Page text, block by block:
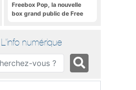
Freebox Pop, la nouvelle
box grand public de Free
L'info numérique